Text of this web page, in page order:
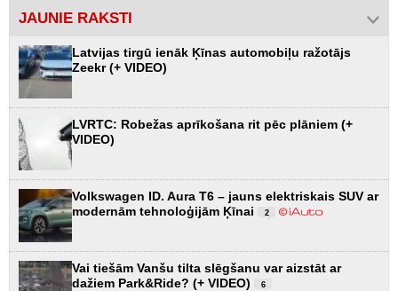
JAUNIE RAKSTI
Latvijas tirgū ienāk Ķīnas automobiļu ražotājs
Zeekr (+ VIDEO)
LVRTC: Robežas aprīkošana rit pēc plāniem (+
VIDEO)
Volkswagen ID. Aura T6 – jauns elektriskais SUV ar
modernām tehnoloģijām Ķīnai
2
Vai tiešām Vanšu tilta slēgšanu var aizstāt ar
dažiem Park&Ride? (+ VIDEO)
6